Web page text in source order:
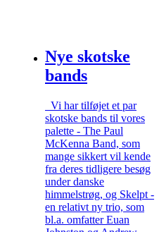
Nye skotske
bands
Vi har tilføjet et par
skotske bands til vores
palette - The Paul
McKenna Band, som
mange sikkert vil kende
fra deres tidligere besøg
under danske
himmelstrøg, og Skelpt -
en relativt ny trio, som
bl.a. omfatter Euan